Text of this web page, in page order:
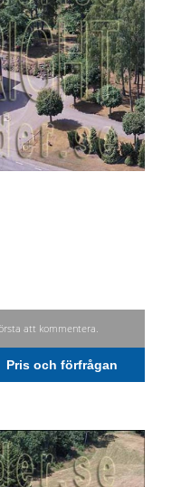
att kommentera.
Pris och förfrågan